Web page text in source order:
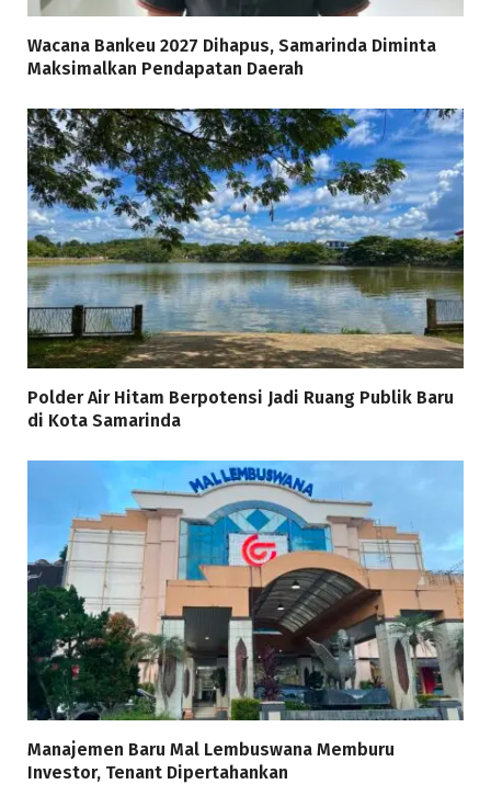
Wacana Bankeu 2027 Dihapus, Samarinda Diminta
Maksimalkan Pendapatan Daerah
Polder Air Hitam Berpotensi Jadi Ruang Publik Baru
di Kota Samarinda
Manajemen Baru Mal Lembuswana Memburu
Investor, Tenant Dipertahankan